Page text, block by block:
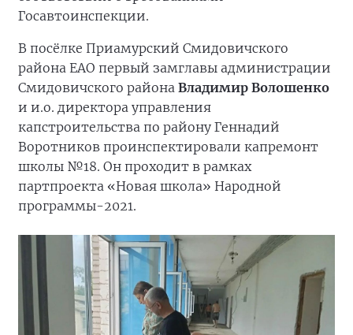
Госавтоинспекции.
В посёлке Приамурский Смидовичского
района ЕАО первый замглавы администрации
Смидовичского района Владимир Волошенко
и и.о. директора управления
капстроительства по району Геннадий
Воротников проинспектировали капремонт
школы №18. Он проходит в рамках
партпроекта «Новая школа» Народной
программы-2021.